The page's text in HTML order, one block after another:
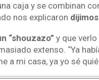
caja y se combinan
nos explicaron
“shouzazo” y que
extenso. “Ya
a mi casa, ya yo sé